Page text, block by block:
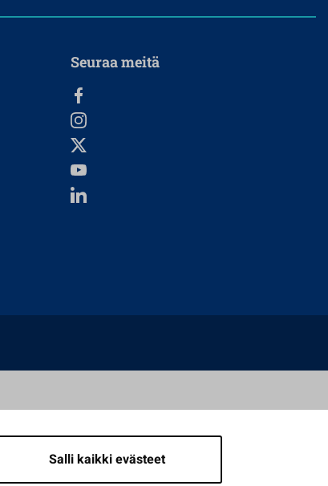
Salli kaikki evästeet
Seuraa meitä